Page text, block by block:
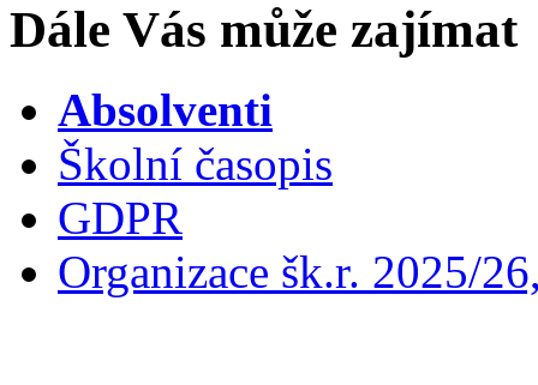
Dále Vás může zajímat
Absolventi
Školní časopis
GDPR
Organizace šk.r. 2025/